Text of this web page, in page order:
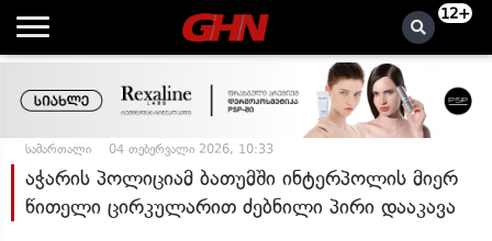
12+
სამართალი 04 თებერვალი 2026, 10:33
აჭარის პოლიციამ ბათუმში ინტერპოლის მიერ
წითელი ცირკულარით ძებნილი პირი დააკავა